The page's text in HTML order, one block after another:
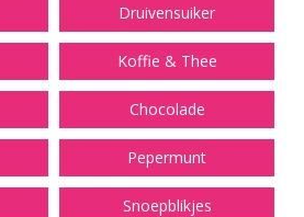
Druivensuiker
Koffie & Thee
Chocolade
Pepermunt
Snoepblikjes